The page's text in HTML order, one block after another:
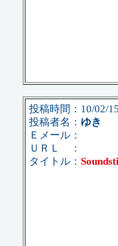
投稿時間：10/02/
投稿者名： ゆき
Ｅメール：
ＵＲＬ ：
タイトル：